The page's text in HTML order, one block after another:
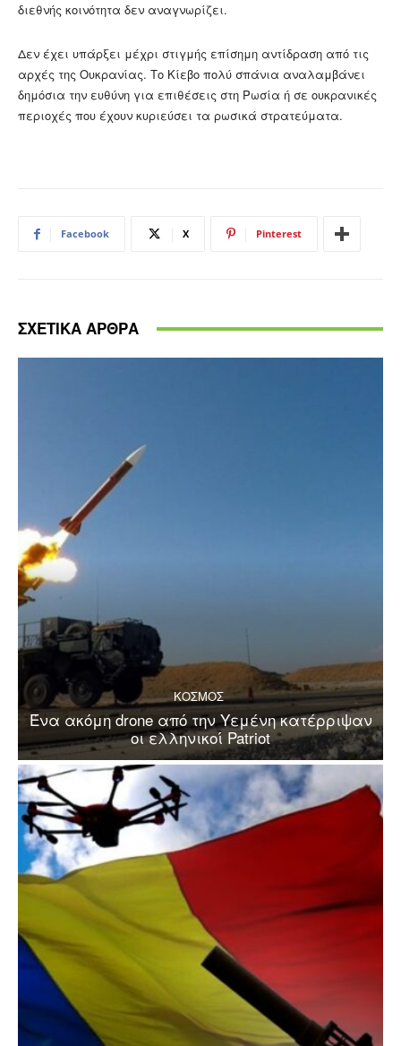
διεθνής κοινότητα δεν αναγνωρίζει.
Δεν έχει υπάρξει μέχρι στιγμής επίσημη αντίδραση από τις
αρχές της Ουκρανίας. Το Κίεβο πολύ σπάνια αναλαμβάνει
δημόσια την ευθύνη για επιθέσεις στη Ρωσία ή σε ουκρανικές
περιοχές που έχουν κυριεύσει τα ρωσικά στρατεύματα.
Facebook X Pinterest
ΣΧΕΤΙΚΑ ΑΡΘΡΑ
ΚΟΣΜΟΣ
Ένα ακόμη drone από την Υεμένη κατέρριψαν
οι ελληνικοί Patriot